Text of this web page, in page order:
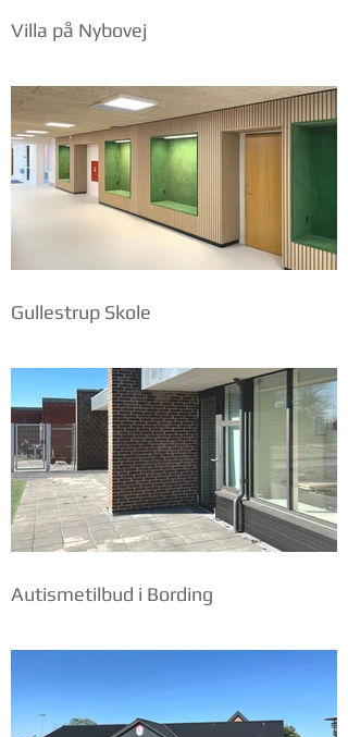
Villa på Nybovej
Gullestrup Skole
Autismetilbud i Bording